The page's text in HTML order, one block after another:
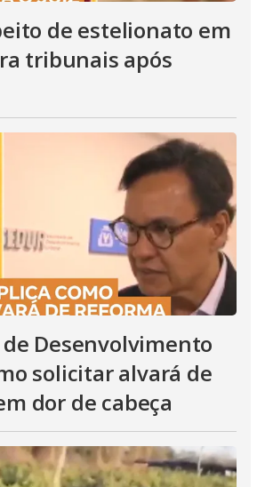
de estelionato em
tribunais após
Desenvolvimento
solicitar alvará de
dor de cabeça